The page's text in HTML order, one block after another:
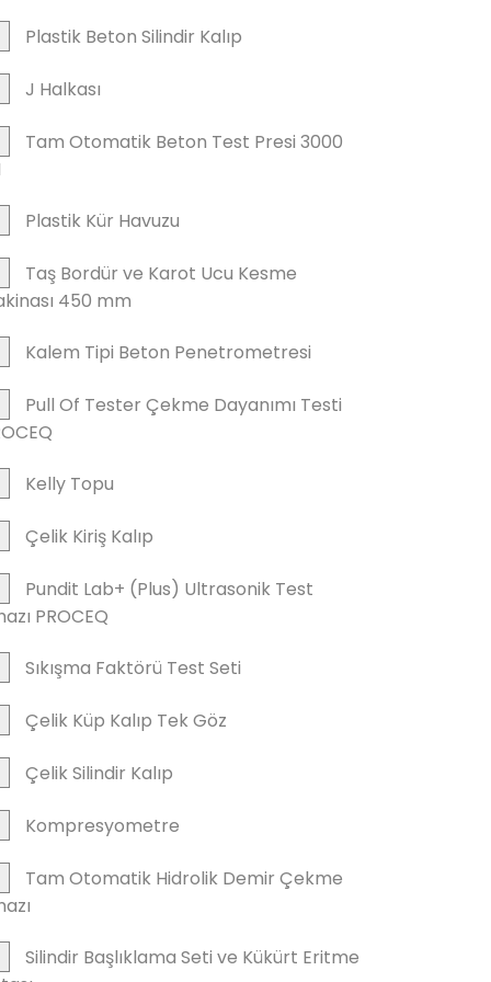
Plastik Beton Silindir Kalıp
J Halkası
Tam Otomatik Beton Test Presi 3000
Plastik Kür Havuzu
Taş Bordür ve Karot Ucu Kesme
450 mm
Kalem Tipi Beton Penetrometresi
Pull Of Tester Çekme Dayanımı Testi
Kelly Topu
Çelik Kiriş Kalıp
Pundit Lab+ (Plus) Ultrasonik Test
PROCEQ
Sıkışma Faktörü Test Seti
Çelik Küp Kalıp Tek Göz
Çelik Silindir Kalıp
Kompresyometre
Tam Otomatik Hidrolik Demir Çekme
Silindir Başlıklama Seti ve Kükürt Eritme